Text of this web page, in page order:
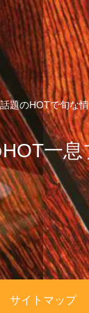
題のHOTで旬な
一息
サイトマップ